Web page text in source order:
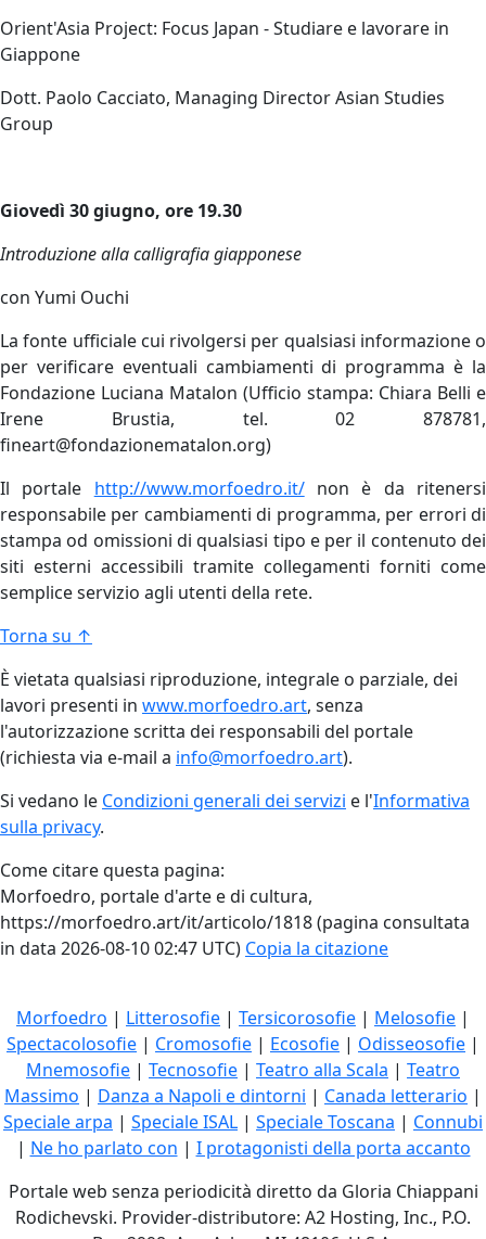
Orient'Asia Project: Focus Japan - Studiare e lavorare in
Giappone
Dott. Paolo Cacciato, Managing Director Asian Studies
Group
Giovedì 30 giugno, ore 19.30
Introduzione alla calligrafia giapponese
con Yumi Ouchi
La fonte ufficiale cui rivolgersi per qualsiasi informazione o
per verificare eventuali cambiamenti di programma è la
Fondazione Luciana Matalon (Ufficio stampa: Chiara Belli e
Irene Brustia, tel. 02 878781,
fineart@fondazionematalon.org)
Il portale http://www.morfoedro.it/non è da ritenersi
responsabile per cambiamenti di programma, per errori di
stampa od omissioni di qualsiasi tipo e per il contenuto dei
siti esterni accessibili tramite collegamenti forniti come
semplice servizio agli utenti della rete.
Torna su ↑
È vietata qualsiasi riproduzione, integrale o parziale, dei
lavori presenti in www.morfoedro.art, senza
l'autorizzazione scritta dei responsabili del portale
(richiesta via e-mail a info@morfoedro.art).
Si vedano le Condizioni generali dei servizi e l'Informativa
sulla privacy.
Come citare questa pagina:
Morfoedro, portale d'arte e di cultura,
https://morfoedro.art/it/articolo/1818 (pagina consultata
in data 2026-08-10 02:47 UTC) Copia la citazione
Morfoedro | Litterosofie | Tersicorosofie | Melosofie |
Spectacolosofie | Cromosofie | Ecosofie | Odisseosofie |
Mnemosofie | Tecnosofie | Teatro alla Scala | Teatro
Massimo | Danza a Napoli e dintorni | Canada letterario |
Speciale arpa | Speciale ISAL | Speciale Toscana | Connubi
| Ne ho parlato con | I protagonisti della porta accanto
Portale web senza periodicità diretto da Gloria Chiappani
Rodichevski. Provider-distributore: A2 Hosting, Inc., P.O.